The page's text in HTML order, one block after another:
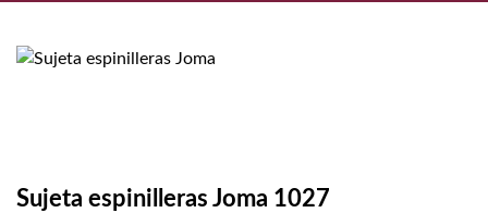
Sujeta espinilleras Joma 1027